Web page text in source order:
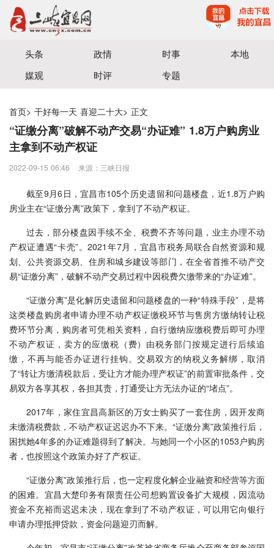
宜昌三峡融媒体中心主办
头条 政情 时事
本地
媒观
时评 专题
首页> 干好每一天 喜迎二十大> 正文
“证缴分离”破解不动产交易“办证难” 1.8万户购房业
主拿到不动产权证
2022-09-15 06:46 来源：三峡日报
截至9月6日，宜昌市105个历史遗留和问题楼盘，近1.8万户购
房业主在“证缴分离”政策下，拿到了不动产权证。
过去，部分楼盘因手续不全、税费不齐等问题，业主办理不动
产权证遭遇“卡壳”。2021年7月，宜昌市税务局联合自然资源和规
划、公共资源交易、住房和城乡建设等部门，在全省首推不动产交
易“证缴分离”，破解不动产交易过程中因税费欠缴带来的“办证难”。
“证缴分离”是化解历史遗留和问题楼盘的一种“特殊手段”，是将
这类楼盘购房者申请办理不动产权证缴税环节与售房方缴纳转让税
费环节分离，购房者可凭相关资料，自行缴纳应缴税费后即可办理
不动产权证，卖方的应缴税（费）由税务部门按规定进行后续追
缴，不再与能否办证进行挂钩。交易双方的纳税义务解绑，取消
了“转让方缴清税款后，受让方才能办理产权证”的前置审批条件，交
易双方各享其权，各担其责，打通受让方无法办证的“堵点”。
2017年，家住宜昌高新区的万女士购买了一套住房，因开发商
未缴清税费款，不动产权证迟迟办不下来。“证缴分离”政策推行后，
困扰她4年多的办证难题得到了解决。与她同一个小区的1053户购房
者，也按照这个政策办好了产权证。
“证缴分离”政策推行后，也一定程度化解企业融资和经营等方面
的困难。宜昌大楚印务有限责任公司想购置设备扩大规模，因流动
资金不充裕而迟迟未决，现在拿到了不动产权证，可以用它向银行
申请办理抵押贷款，资金问题迎刃而解。